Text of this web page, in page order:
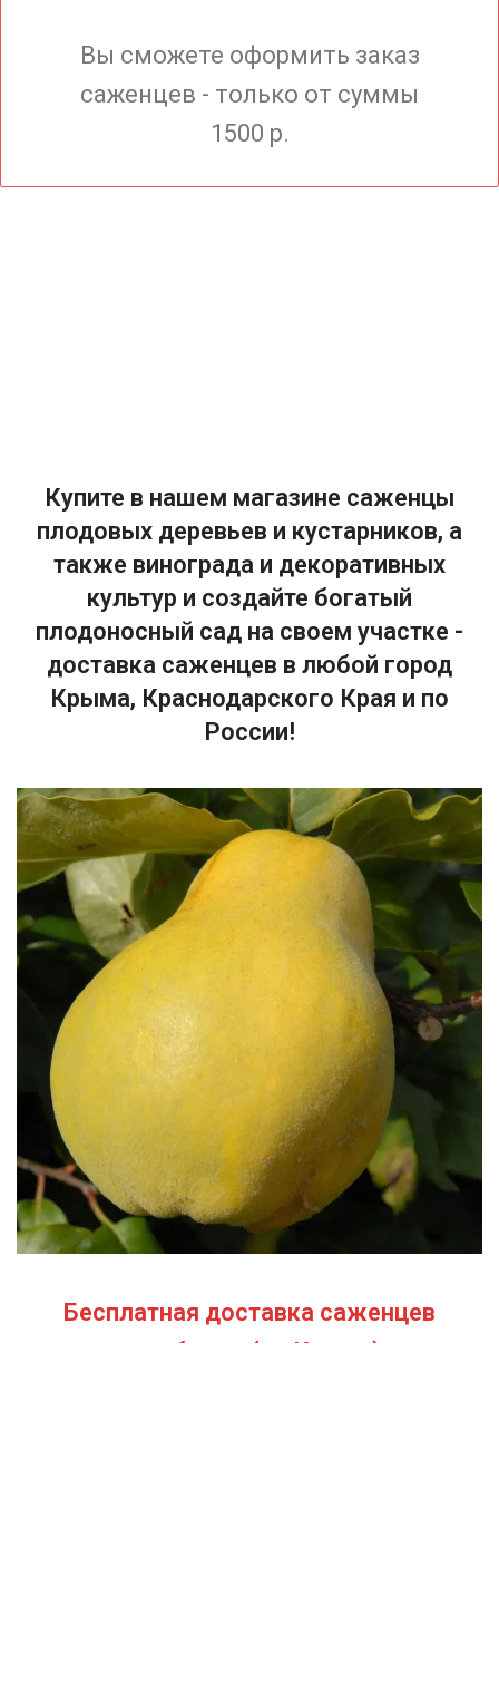
Вы сможете оформить заказ
саженцев - только от суммы
1500 р.
Купите в нашем магазине саженцы
плодовых деревьев и кустарников, а
также винограда и декоративных
культур и создайте богатый
плодоносный сад на своем участке -
доставка саженцев в любой город
Крыма, Краснодарского Края и по
России!
Бесплатная доставка саженцев
автобусом
(по Крыму)